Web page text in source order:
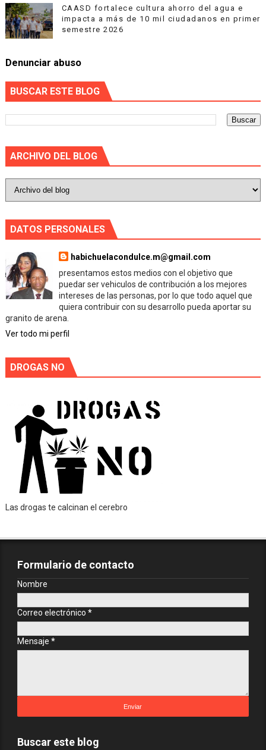
CAASD fortalece cultura ahorro del agua e
impacta a más de 10 mil ciudadanos en primer
semestre 2026
Denunciar abuso
BUSCAR ESTE BLOG
ARCHIVO DEL BLOG
DATOS PERSONALES
habichuelacondulce.m@gmail.com
presentamos estos medios con el objetivo que
puedar ser vehiculos de contribución a los mejores
intereses de las personas, por lo que todo aquel que
quiera contribuir con su desarrollo pueda aportar su
granito de arena.
Ver todo mi perfil
DROGAS NO
Las drogas te calcinan el cerebro
Formulario de contacto
Nombre
Correo electrónico *
Mensaje *
Buscar este blog